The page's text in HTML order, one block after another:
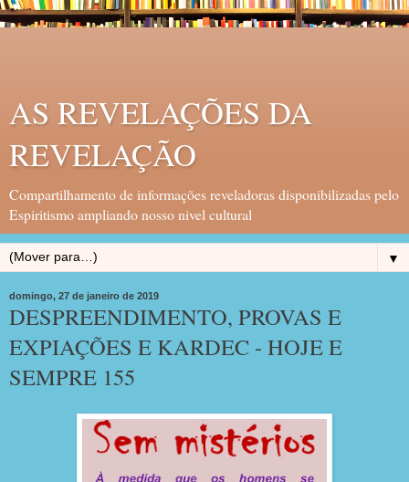
AS REVELAÇÕES DA
REVELAÇÃO
Compartilhamento de informações reveladoras disponibilizadas pelo
Espiritismo ampliando nosso nivel cultural
▼
domingo, 27 de janeiro de 2019
DESPREENDIMENTO, PROVAS E
EXPIAÇÕES E KARDEC - HOJE E
SEMPRE 155